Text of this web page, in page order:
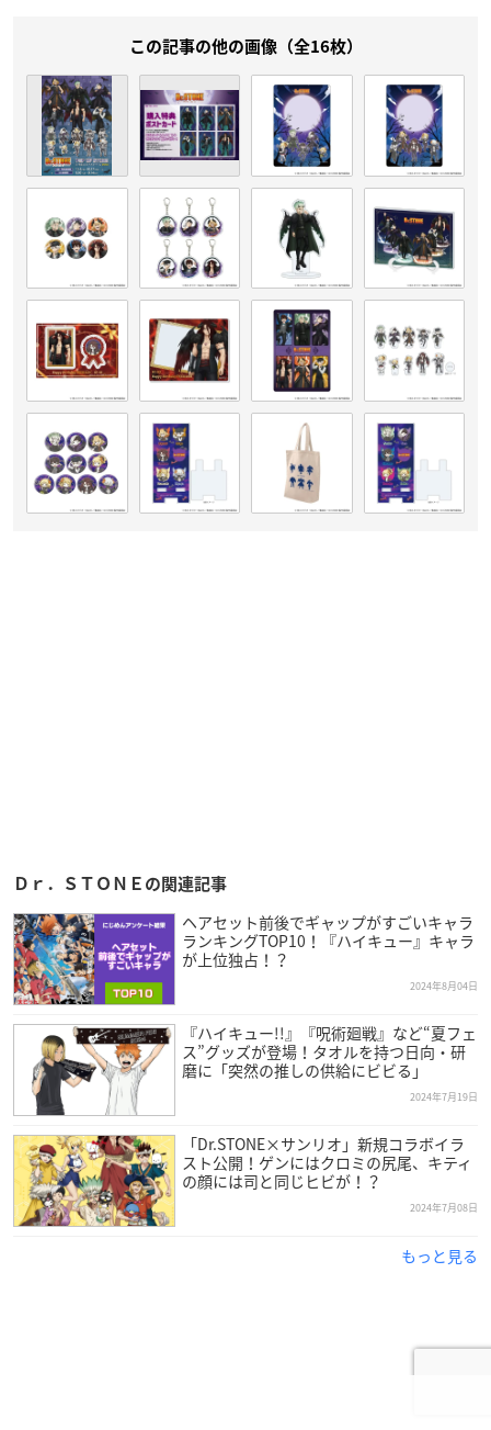
この記事の他の画像（全16枚）
Ｄｒ．ＳＴＯＮＥの関連記事
ヘアセット前後でギャップがすごいキャラ
ランキングTOP10！『ハイキュー』キャラ
が上位独占！？
2024年8月04日
『ハイキュー!!』『呪術廻戦』など“夏フェ
ス”グッズが登場！タオルを持つ日向・研
磨に「突然の推しの供給にビビる」
2024年7月19日
「Dr.STONE×サンリオ」新規コラボイラ
スト公開！ゲンにはクロミの尻尾、キティ
の顔には司と同じヒビが！？
2024年7月08日
もっと見る